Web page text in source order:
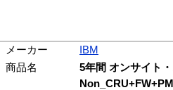
メーカー
IBM
商品名
5年間 オンサイト
Non_CRU+FW+PM